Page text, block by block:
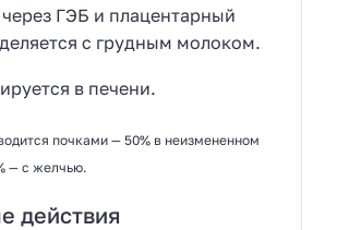
ГЭБ и плацентарный
с грудным молоком.
в печени.
почками — 50% в неизмененном
— с желчью.
действия